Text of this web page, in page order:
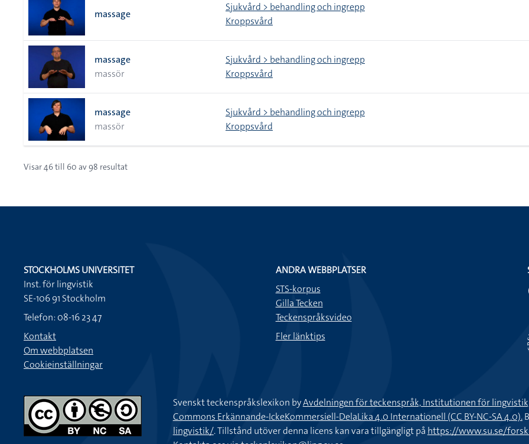
massage
Sjukvård > behandling och ingrepp
Kroppsvård
massage
massör
Sjukvård > behandling och ingrepp
Kroppsvård
massage
massör
Sjukvård > behandling och ingrepp
Kroppsvård
Visar46till 60 av98 resultat
STOCKHOLMS UNIVERSITET
Inst. för lingvistik
SE-106 91 Stockholm
Telefon: 08-16 23 47
Kontakt
Om webbplatsen
Cookieinställningar
ANDRA WEBBPLATSER
STS-korpus
Gilla Tecken
Teckenspråksvideo
Fler länktips
Svenskt teckenspråkslexikon byAvdelningen för teckenspråk, Institutionen för
Commons Erkännande-IckeKommersiell-DelaLika 4.0 Internationell (CC BY-NC-SA 4.0).
lingvistik/. Tillstånd utöver denna licens kan vara tillgängligt på https://www.su.se/